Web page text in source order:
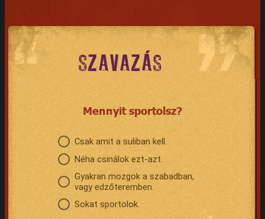
SZAVAZÁS
Mennyit sportolsz?
Csak amit a suliban kell.
Néha csinálok ezt-azt.
Gyakran mozgok a szabadban,
vagy edzőteremben.
Sokat sportolok.